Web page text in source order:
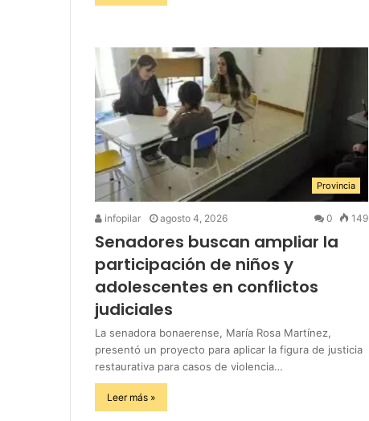
Provincia
infopilar agosto 4, 2026 0 149
Senadores buscan ampliar la
participación de niños y
adolescentes en conflictos
judiciales
La senadora bonaerense, María Rosa Martínez,
presentó un proyecto para aplicar la figura de justicia
restaurativa para casos de violencia…
Leer más »